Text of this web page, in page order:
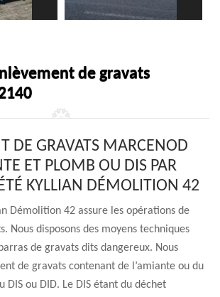
de gravats
DE GRAVATS MARCENOD
ET PLOMB OU DIS PAR
KYLLIAN DÉMOLITION 42
Démolition 42 assure les opérations de
Nous disposons des moyens techniques
de gravats dits dangereux. Nous
de gravats contenant de l’amiante ou du
DIS ou DID. Le DIS étant du déchet